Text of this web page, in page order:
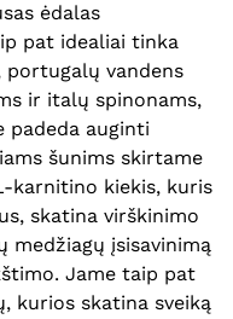
ėdalas
pat idealiai tinka
portugalų vandens
ir italų spinonams,
padeda auginti
šunims skirtame
karnitino kiekis, kuris
skatina virškinimo
medžiagų įsisavinimą
Jame taip pat
kurios skatina sveiką